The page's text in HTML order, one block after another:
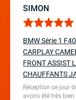
SIMON
BMW Série 1
CARPLAY
FRONT ASSIST
CHAUFFANTS
Réception ce jour
avons été très